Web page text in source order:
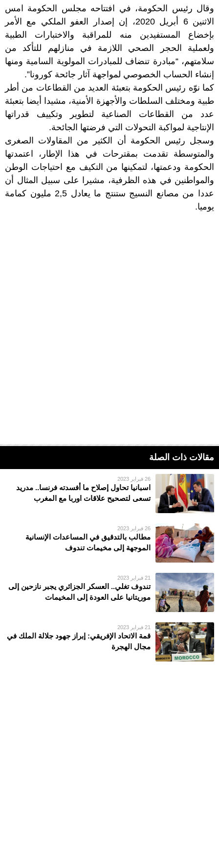
وقال رئيس الحكومة، في افتتاحه مجلس الحكومة امس
الاثنين 6 أبريل 2020، إن إصدار العفو الملكي مع الأمر
بإخضاع المستفيدين منه للمراقبة والاختبارات الطبية
ولعملية الحجر الصحي اللازمة في منازلهم للتأكد من
سلامتهم، “مبادرة تنضاف للمبادرات المولوية السامية ومنها
إنشاء الحساب الخصوصي لمواجهة آثار جائحة كورونا”.
كما نوّه رئيس الحكومة بتعبئة العديد من القطاعات من أطر
طبية ومختلف السلطات والأجهزة الأمنية، مشيدا أيضا بتعبئة
عدد من القطاعات الصناعية لتطوير وتكييف قدراتها
الإنتاجية لمواكبة التحولات التي فرضتها الجائحة.
وسجل رئيس الحكومة أن الكثير من المقاولات الصغرى
والمتوسطة تقدمت بمقترحات في هذا الإطار، اعتمدتها
الحكومة ودعمتها، لتمكينها من التكيف مع احتياجات الوطن
والمواطنين في هذه الظرفية، مشيرا على سبيل المثال أن
عددا من مصانع النسيج ستنتج ما يعادل 2,5 مليون كمامة
يوميا.
مقالات ذات الصلة
26 فبراير 2023
اسبانيا تحاول إصلاح ما أفسدته فرنسا.. مدريد
تسعى لتصحيح علاقات اوربا مع المغرب
26 فبراير 2023
مطالب بالتدقيق في المساعدات الإنسانية
الموجهة إلى مخيمات تندوف
21 فبراير 2023
تندوف تغلي.. العسكر الجزائري يجبر نازحين إلى
موريتانيا على العودة إلى المخيمات
21 فبراير 2023
قمة الاتحاد الإفريقي: إبراز جهود جلالة الملك في
مجال الهجرة